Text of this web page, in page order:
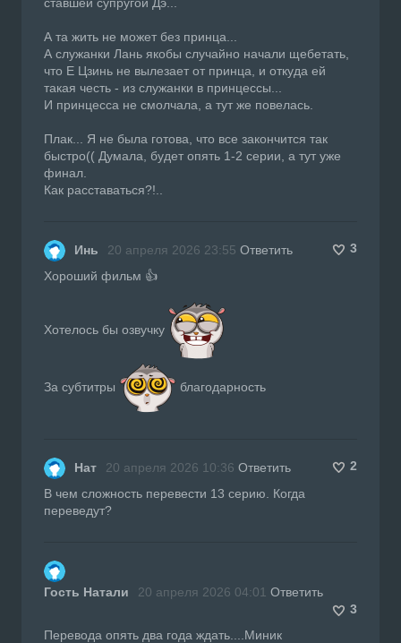
А та жить не может без принца...
А служанки Лань якобы случайно начали щебетать,
что Е Цзинь не вылезает от принца, и откуда ей
такая честь - из служанки в принцессы...
И принцесса не смолчала, а тут же повелась.
Плак... Я не была готова, что все закончится так
быстро(( Думала, будет опять 1-2 серии, а тут уже
финал.
Как расставаться?!..
Инь 20 апреля 2026 23:55 Ответить
3
Хороший фильм 👍
Хотелось бы озвучку
За субтитры благодарность
Нат 20 апреля 2026 10:36 Ответить
2
В чем сложность перевести 13 серию. Когда
переведут?
Гость Натали 20 апреля 2026 04:01 Ответить
3
Перевода опять два года ждать....Миник